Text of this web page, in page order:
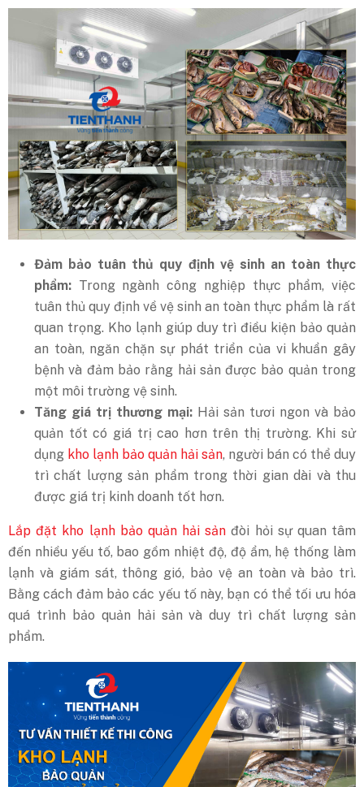
Đảm bảo tuân thủ quy định vệ sinh an toàn thực
phẩm: Trong ngành công nghiệp thực phẩm, việc
tuân thủ quy định về vệ sinh an toàn thực phẩm là rất
quan trọng. Kho lạnh giúp duy trì điều kiện bảo quản
an toàn, ngăn chặn sự phát triển của vi khuẩn gây
bệnh và đảm bảo rằng hải sản được bảo quản trong
một môi trường vệ sinh.
Tăng giá trị thương mại: Hải sản tươi ngon và bảo
quản tốt có giá trị cao hơn trên thị trường. Khi sử
dụng kho lạnh bảo quản hải sản, người bán có thể duy
trì chất lượng sản phẩm trong thời gian dài và thu
được giá trị kinh doanh tốt hơn.
Lắp đặt kho lạnh bảo quản hải sản đòi hỏi sự quan tâm
đến nhiều yếu tố, bao gồm nhiệt độ, độ ẩm, hệ thống làm
lạnh và giám sát, thông gió, bảo vệ an toàn và bảo trì.
Bằng cách đảm bảo các yếu tố này, bạn có thể tối ưu hóa
quá trình bảo quản hải sản và duy trì chất lượng sản
phẩm.